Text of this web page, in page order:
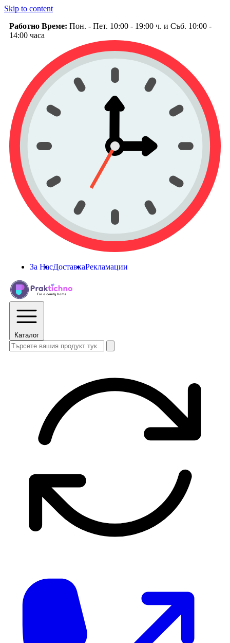
Skip to content
Работно Време: Пон. - Пет. 10:00 - 19:00 ч. и Съб. 10:00 -
14:00 часа
За НасДоставкаРекламации
Каталог